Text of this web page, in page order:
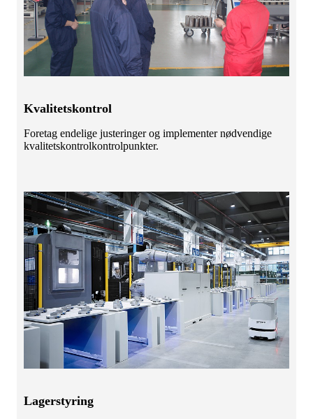
Kvalitetskontrol
Foretag endelige justeringer og implementer nødvendige
kvalitetskontrolkontrolpunkter.
Lagerstyring